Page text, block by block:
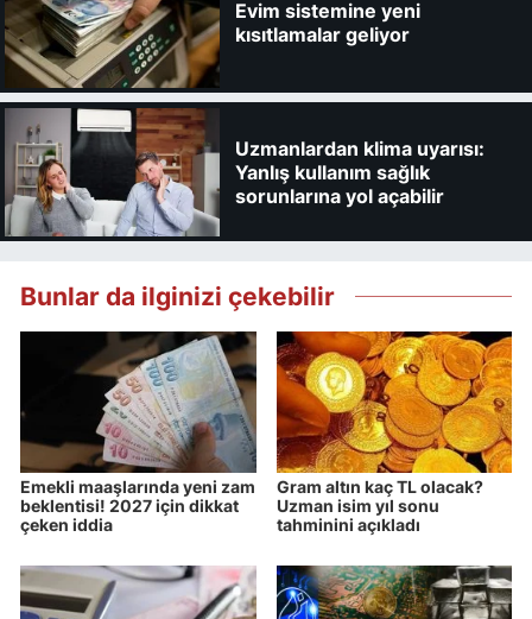
Evim sistemine yeni
kısıtlamalar geliyor
Uzmanlardan klima uyarısı:
Yanlış kullanım sağlık
sorunlarına yol açabilir
Bunlar da ilginizi çekebilir
Emekli maaşlarında yeni zam
beklentisi! 2027 için dikkat
çeken iddia
Gram altın kaç TL olacak?
Uzman isim yıl sonu
tahminini açıkladı